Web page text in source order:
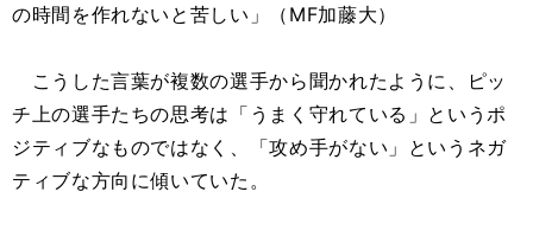
の時間を作れないと苦しい」（MF加藤大）
こうした言葉が複数の選手から聞かれたように、ピッ
チ上の選手たちの思考は「うまく守れている」というポ
ジティブなものではなく、「攻め手がない」というネガ
ティブな方向に傾いていた。